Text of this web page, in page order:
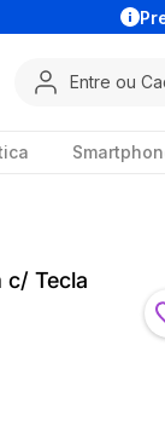
Entre ou
c/ Tecla